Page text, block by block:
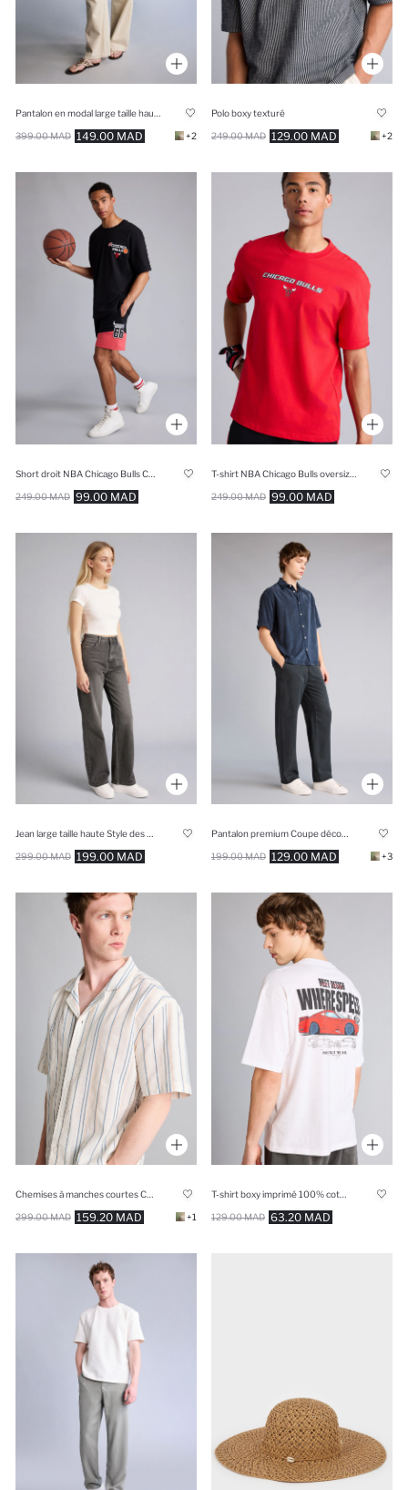
149.00 MAD
399.00 MAD +2
Polo boxy texturé
129.00 MAD
249.00 MAD +2
99.00 MAD
249.00 MAD 99.00 MAD
249.00 MAD
Jean large taille haute Style des années 90
199.00 MAD
299.00 MAD
Pantalon premium Coupe décontractée
129.00 MAD
199.00 MAD +3
159.20 MAD
299.00 MAD +1 63.20 MAD
129.00 MAD